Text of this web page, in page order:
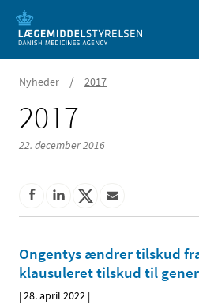
Nyheder / 2017
2017
22. december 2016
Ongentys ændrer tilskud
klausuleret tilskud til
|28. april 2022 |